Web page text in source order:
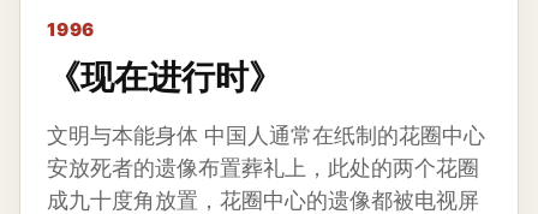
1996
《现在进行时》
文明与本能身体 中国人通常在纸制的花圈中心
安放死者的遗像布置葬礼上，此处的两个花圈
成九十度角放置，花圈中心的遗像都被电视屏